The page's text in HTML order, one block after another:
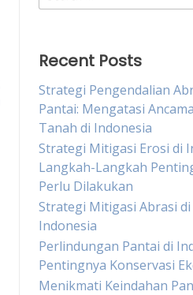
for:
Recent Posts
Strategi Pengendalian
Pantai: Mengatasi
Tanah di Indonesia
Strategi Mitigasi Erosi di
Langkah-Langkah
Perlu Dilakukan
Strategi Mitigasi Abrasi di
Indonesia
Perlindungan Pantai di
Pentingnya Konservasi
Menikmati Keindahan